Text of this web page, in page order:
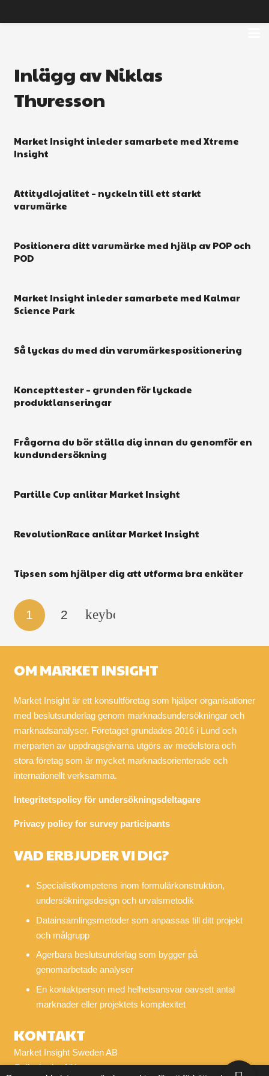
Inlägg av Niklas
Thuresson
Market Insight inleder samarbete med Xtreme
Insight
Attitydlojalitet – nyckeln till ett starkt
varumärke
Positionera ditt varumärke med hjälp av POP och
POD
Market Insight inleder samarbete med Kalmar
Science Park
Så lyckas du med din varumärkespositionering
Koncepttester – grunden för lyckade
produktlanseringar
Frågorna du bör ställa dig innan du genomför en
kundundersökning
Partille Cup anlitar Market Insight
RevolutionRace anlitar Market Insight
Tipsen som hjälper dig att utforma bra enkäter
1 2
OM MARKET INSIGHT
Market Insight är ett konsultföretag som hjälper organisationer
med beslutsunderlag genom marknadsundersökningar och
marknadsanalyser. Företaget grundades 2016 i Lund och
merparten av uppdragsgivarna utgörs av medelstora och
stora företag som är mycket marknadsorienterade och
internationellt verksamma.
Integritetspolicy för undersökningsdeltagare
Privacy policy for survey participants
VAD ERBJUDER VI DIG?
Specialistkompetens inom formulärkonstruktion,
undersökningsdesign och urvalsmetodik
Datainsamlingsmetoder som anpassas till ditt projekt
och målgrupp
Agerbara beslutsunderlag som bygger på
genomarbetade analyser
En kontaktperson med helhetsansvar oavsett antal
marknader eller projektets komplexitet
KONTAKT
Market Insight Sweden AB
Gyllenkroks Allé